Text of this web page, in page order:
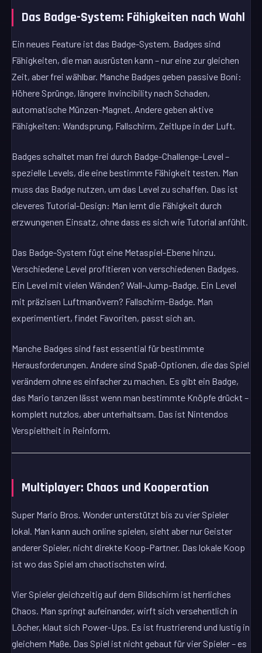
Das Badge-System: Fähigkeiten nach Wahl
Ein neues Feature ist das Badge-System. Badges sind
Fähigkeiten, die man ausrüsten kann – nur eine zur gleichen
Zeit, aber frei wählbar. Manche Badges geben passive Boni:
Höhere Sprünge, längere Invincibility nach Schaden,
automatische Münzen-Magnet. Andere geben aktive
Fähigkeiten: Wandsprung, Fallschirm, Zeitlupe in der Luft.
Badges schaltet man frei durch Badge-Challenge-Level –
spezielle Levels, die eine bestimmte Fähigkeit testen. Man
muss das Badge nutzen, um das Level zu schaffen. Das ist
cleveres Tutorial-Design: Man lernt die Fähigkeit durch
erzwungenen Einsatz, ohne dass es sich wie Tutorial anfühlt.
Das Badge-System fügt eine Metaspiel-Ebene hinzu.
Verschiedene Level profitieren von verschiedenen Badges.
Ein Level mit vielen Wänden? Wall-Jump-Badge. Ein Level
mit präzisen Luftmanövern? Fallschirm-Badge. Man
experimentiert, findet Favoriten, passt sich an.
Manche Badges sind fast essential für bestimmte
Herausforderungen. Andere sind Spaß-Optionen, die das Spiel
verändern ohne es einfacher zu machen. Es gibt ein Badge,
das Mario tanzen lässt wenn man bestimmte Knöpfe drückt –
komplett nutzlos, aber unterhaltsam. Das ist Nintendos
Verspieltheit in Reinform.
Multiplayer: Chaos und Kooperation
Super Mario Bros. Wonder unterstützt bis zu vier Spieler
lokal. Man kann auch online spielen, sieht aber nur Geister
anderer Spieler, nicht direkte Koop-Partner. Das lokale Koop
ist wo das Spiel am chaotischsten wird.
Vier Spieler gleichzeitig auf dem Bildschirm ist herrliches
Chaos. Man springt aufeinander, wirft sich versehentlich in
Löcher, klaut sich Power-Ups. Es ist frustrierend und lustig in
gleichem Maße. Das Spiel ist nicht gebaut für vier Spieler – es